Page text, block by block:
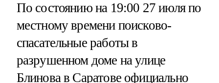
По состоянию на 19:00 27 июля по
местному времени поисково-
спасательные работы в
разрушенном доме на улице
Блинова в Саратове официально